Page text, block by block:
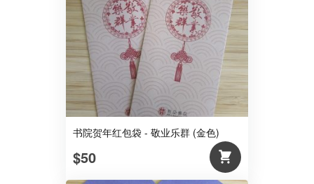
书院贺年红包袋 - 敬业乐群 (金色)
$50